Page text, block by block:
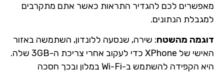
מאפשרים לכם להגדיר התראות כאשר אתם מתקרבים
למגבלת הנתונים.
דוגמה מהשטח: שירה, שנסעה ללונדון, השתמשה באזור
האישי של XPhone כדי לעקוב אחרי צריכת ה-3GB שלה.
היא הקפידה להשתמש ב-Wi-Fi במלון ובכך חסכה